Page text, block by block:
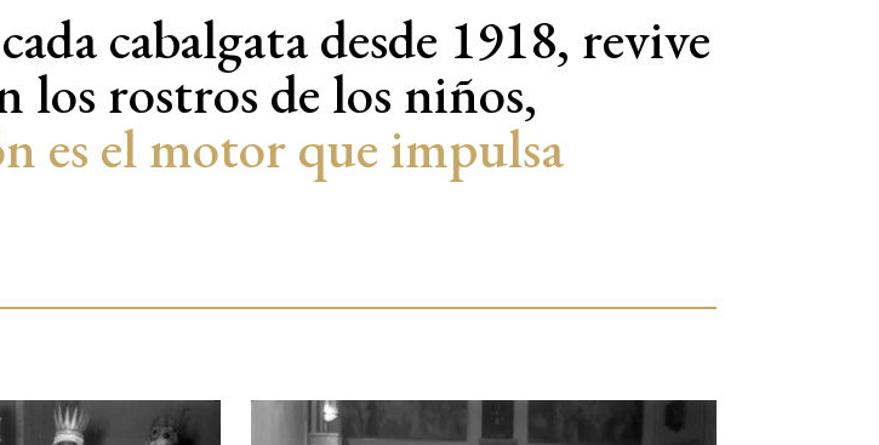
cabalgata desde 1918, revive
los rostros de los niños,
es el motor que impulsa